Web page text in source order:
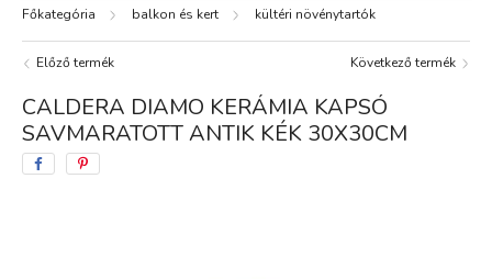
balkon és kert kültéri növénytartók
Előző termék Következő termék
CALDERA DIAMO KERÁMIA KAPSÓ
SAVMARATOTT ANTIK KÉK 30X30CM